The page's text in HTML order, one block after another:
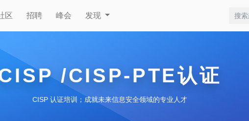
区 招聘 峰会 发现
/CISP-PTE认证
CISP 认证培训；成就未来信息安全领域的专业人才